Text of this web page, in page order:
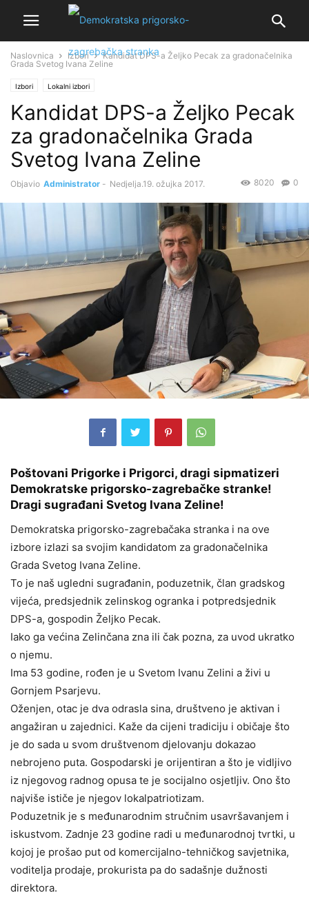
Naslovnica Izbori
Kandidat DPS-a Željko Pecak za gradonačelnika
Grada Svetog Ivana Zeline
Izbori Lokalni izbori
Kandidat DPS-a Željko Pecak
za gradonačelnika Grada
Svetog Ivana Zeline
Objavio Administrator - Nedjelja.19. ožujka 2017. 0
8020
Poštovani Prigorke i Prigorci, dragi sipmatizeri
Demokratske prigorsko-zagrebačke stranke!
Dragi sugrađani Svetog Ivana Zeline!
Demokratska prigorsko-zagrebačaka stranka i na ove
izbore izlazi sa svojim kandidatom za gradonačelnika
Grada Svetog Ivana Zeline.
To je naš ugledni sugrađanin, poduzetnik, član gradskog
vijeća, predsjednik zelinskog ogranka i potpredsjednik
DPS-a, gospodin Željko Pecak.
Iako ga većina Zelinčana zna ili čak pozna, za uvod ukratko
o njemu.
Ima 53 godine, rođen je u Svetom Ivanu Zelini a živi u
Gornjem Psarjevu.
Oženjen, otac je dva odrasla sina, društveno je aktivan i
angažiran u zajednici. Kaže da cijeni tradiciju i običaje što
je do sada u svom društvenom djelovanju dokazao
nebrojeno puta. Gospodarski je orijentiran a što je vidljivo
iz njegovog radnog opusa te je socijalno osjetljiv. Ono što
najviše ističe je njegov lokalpatriotizam.
Poduzetnik je s međunarodnim stručnim usavršavanjem i
iskustvom. Zadnje 23 godine radi u međunarodnoj tvrtki, u
kojoj je prošao put od komercijalno-tehničkog savjetnika,
voditelja prodaje, prokurista pa do sadašnje dužnosti
direktora.